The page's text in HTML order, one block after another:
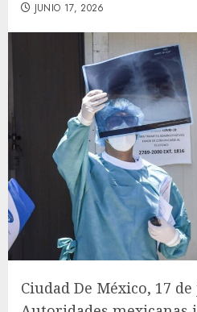
JUNIO 17, 2026
Ciudad De México, 17